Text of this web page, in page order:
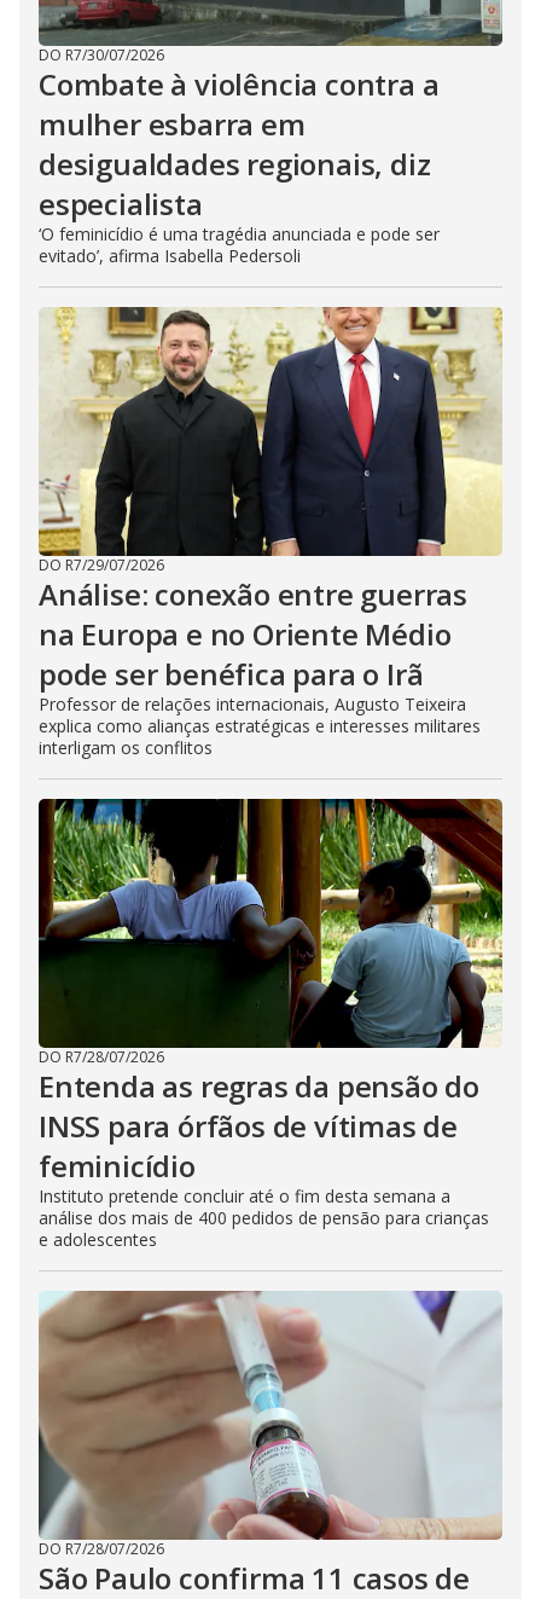
DO R7/30/07/2026
Combate à violência contra a
mulher esbarra em
desigualdades regionais, diz
especialista
‘O feminicídio é uma tragédia anunciada e pode ser
evitado’, afirma Isabella Pedersoli
DO R7/29/07/2026
Análise: conexão entre guerras
na Europa e no Oriente Médio
pode ser benéfica para o Irã
Professor de relações internacionais, Augusto Teixeira
explica como alianças estratégicas e interesses militares
interligam os conflitos
DO R7/28/07/2026
Entenda as regras da pensão do
INSS para órfãos de vítimas de
feminicídio
Instituto pretende concluir até o fim desta semana a
análise dos mais de 400 pedidos de pensão para crianças
e adolescentes
DO R7/28/07/2026
São Paulo confirma 11 casos de